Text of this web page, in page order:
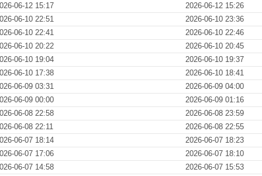
06-12 15:17
2026-06-12 15:26
06-10 22:51
2026-06-10 23:36
06-10 22:41
2026-06-10 22:46
06-10 20:22
2026-06-10 20:45
06-10 19:04
2026-06-10 19:37
06-10 17:38
2026-06-10 18:41
06-09 03:31
2026-06-09 04:00
06-09 00:00
2026-06-09 01:16
06-08 22:58
2026-06-08 23:59
06-08 22:11
2026-06-08 22:55
06-07 18:14
2026-06-07 18:23
06-07 17:06
2026-06-07 18:10
06-07 14:58
2026-06-07 15:53